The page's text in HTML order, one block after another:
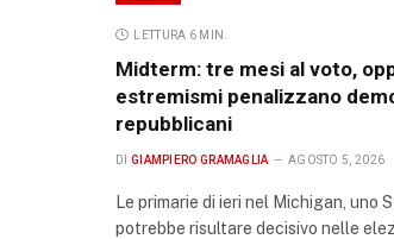
LETTURA 6 MIN.
Midterm: tre mesi al voto,
estremismi penalizzano
repubblicani
DI GIAMPIERO GRAMAGLIA AGOSTO 5, 2026
Le primarie di ieri nel Michigan, uno
potrebbe risultare decisivo nelle